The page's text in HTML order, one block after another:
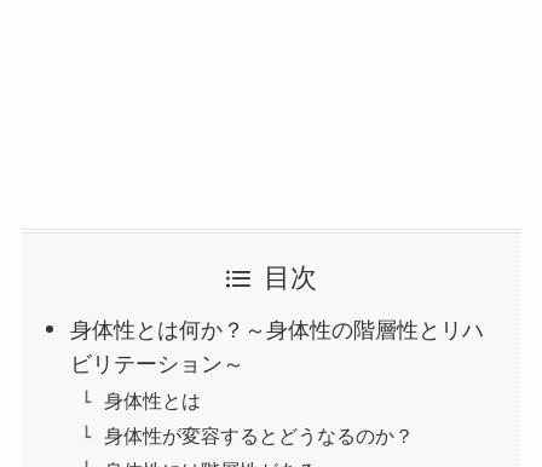
目次
身体性とは何か？～身体性の階層性とリハ
ビリテーション～
身体性とは
身体性が変容するとどうなるのか？